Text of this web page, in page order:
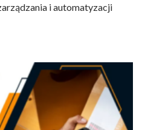
i automatyzacji